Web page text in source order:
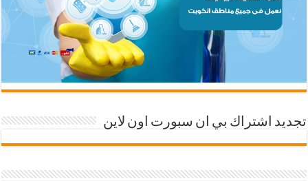
تجديد اشتراك بي ان سبورت اون لاين